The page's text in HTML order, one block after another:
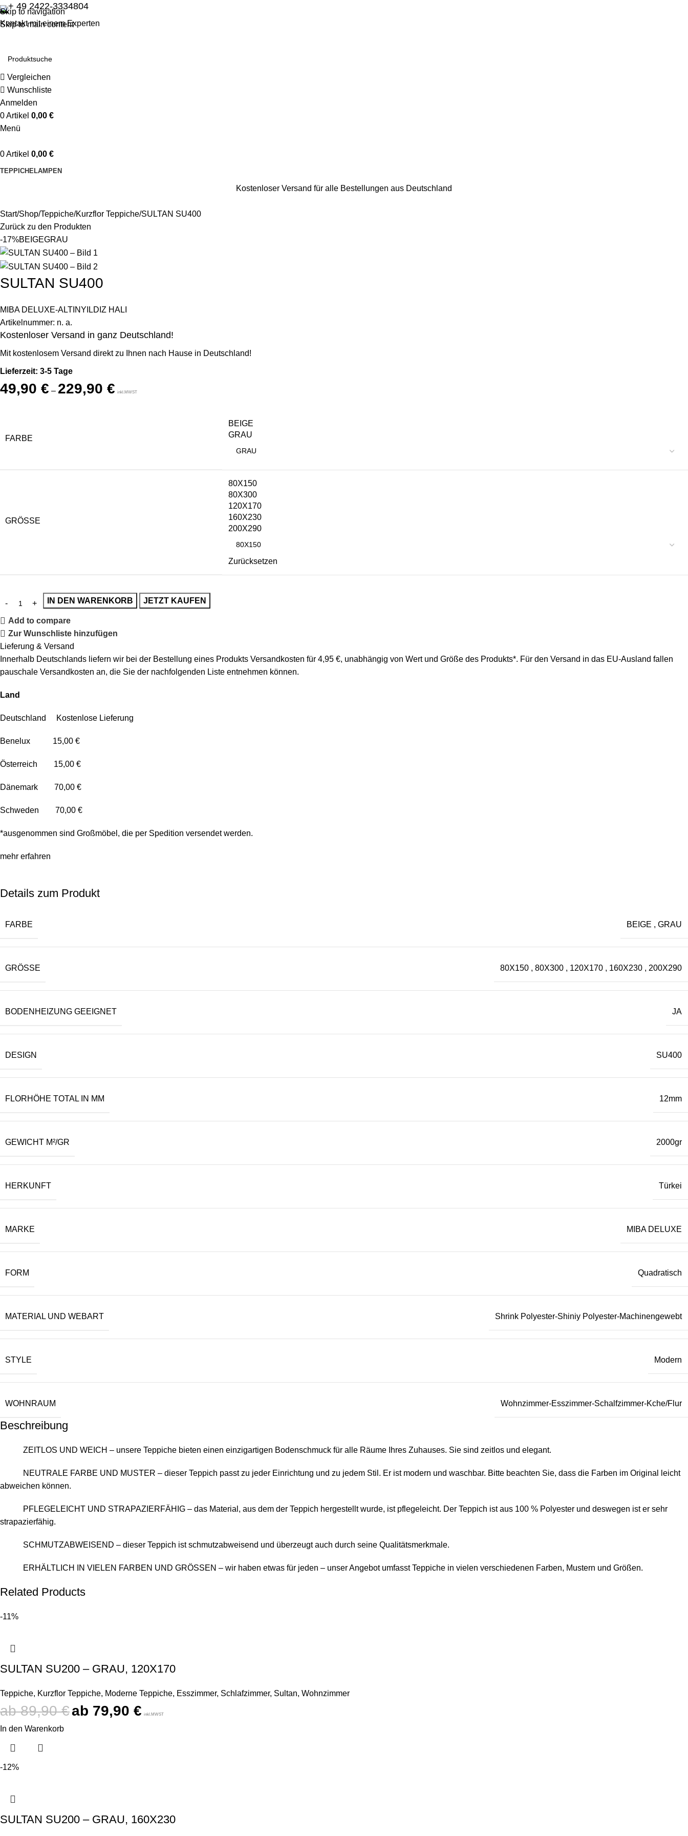
Skip to navigation
Skip to main content
+ 49 2422-3334804
Kontakt mit einem Experten
Vergleichen
Wunschliste
Anmelden
0Artikel 0,00 €
Menü
0Artikel 0,00 €
TEPPICHELAMPEN
Kostenloser Versand für alle Bestellungen aus Deutschland
Start Shop Teppiche Kurzflor Teppiche SULTAN SU400
Zurück zu den Produkten
-17%BEIGEGRAU
SULTAN SU400
MIBA DELUXE-ALTINYILDIZ HALI
Artikelnummer: n. a.
Kostenloser Versand in ganz Deutschland!
Mit kostenlosem Versand direkt zu Ihnen nach Hause in Deutschland!
Lieferzeit: 3-5 Tage
49,90 € – 229,90 € inkl.MWST
FARBE
BEIGE
GRAU
GRÖSSE
80X150
80X300
120X170
160X230
200X290
Zurücksetzen
IN DEN WARENKORB JETZT KAUFEN
Add to compare
Zur Wunschliste hinzufügen
Lieferung & Versand
Innerhalb Deutschlands liefern wir bei der Bestellung eines Produkts Versandkosten für 4,95 €, unabhängig von Wert und Größe des Produkts*. Für den Versand in das EU-Ausland fallen
pauschale Versandkosten an, die Sie der nachfolgenden Liste entnehmen können.
Land
Deutschland Kostenlose Lieferung
Benelux 15,00 €
Österreich 15,00 €
Dänemark 70,00 €
Schweden 70,00 €
*ausgenommen sind Großmöbel, die per Spedition versendet werden.
mehr erfahren
Details zum Produkt
FARBE BEIGE , GRAU
GRÖSSE 80X150 , 80X300 , 120X170 , 160X230 , 200X290
BODENHEIZUNG GEEIGNET JA
DESIGN SU400
FLORHÖHE TOTAL IN MM 12mm
GEWICHT M²/GR 2000gr
HERKUNFT Türkei
MARKE MIBA DELUXE
FORM Quadratisch
MATERIAL UND WEBART Shrink Polyester-Shiniy Polyester-Machinengewebt
STYLE Modern
WOHNRAUM Wohnzimmer-Esszimmer-Schalfzimmer-Kche/Flur
Beschreibung
ZEITLOS UND WEICH – unsere Teppiche bieten einen einzigartigen Bodenschmuck für alle Räume Ihres Zuhauses. Sie sind zeitlos und elegant.
NEUTRALE FARBE UND MUSTER – dieser Teppich passt zu jeder Einrichtung und zu jedem Stil. Er ist modern und waschbar. Bitte beachten Sie, dass die Farben im Original leicht
abweichen können.
PFLEGELEICHT UND STRAPAZIERFÄHIG – das Material, aus dem der Teppich hergestellt wurde, ist pflegeleicht. Der Teppich ist aus 100 % Polyester und deswegen ist er sehr
strapazierfähig.
SCHMUTZABWEISEND – dieser Teppich ist schmutzabweisend und überzeugt auch durch seine Qualitätsmerkmale.
ERHÄLTLICH IN VIELEN FARBEN UND GRÖSSEN – wir haben etwas für jeden – unser Angebot umfasst Teppiche in vielen verschiedenen Farben, Mustern und Größen.
Related Products
-11%
SULTAN SU200 – GRAU, 120X170
Teppiche, Kurzflor Teppiche, Moderne Teppiche, Esszimmer, Schlafzimmer, Sultan, Wohnzimmer
89,90€ 79,90 € inkl.MWST
In den Warenkorb
-12%
SULTAN SU200 – GRAU, 160X230